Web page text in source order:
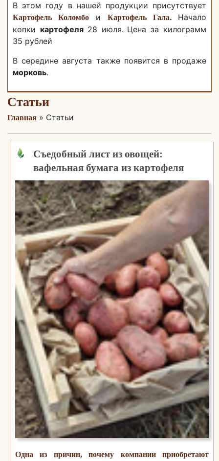
В этом году в нашей продукции присутствует
Картофель Коломбо и Картофель Гала. Начало
копки картофеля 28 июля. Цена за килограмм
35 рублей
В середине августа также появится в продаже
морковь.
Статьи
Главная » Статьи
Съедобный лист из овощей:
вафельная бумага из картофеля
Одна из причин, почему компании приобретают